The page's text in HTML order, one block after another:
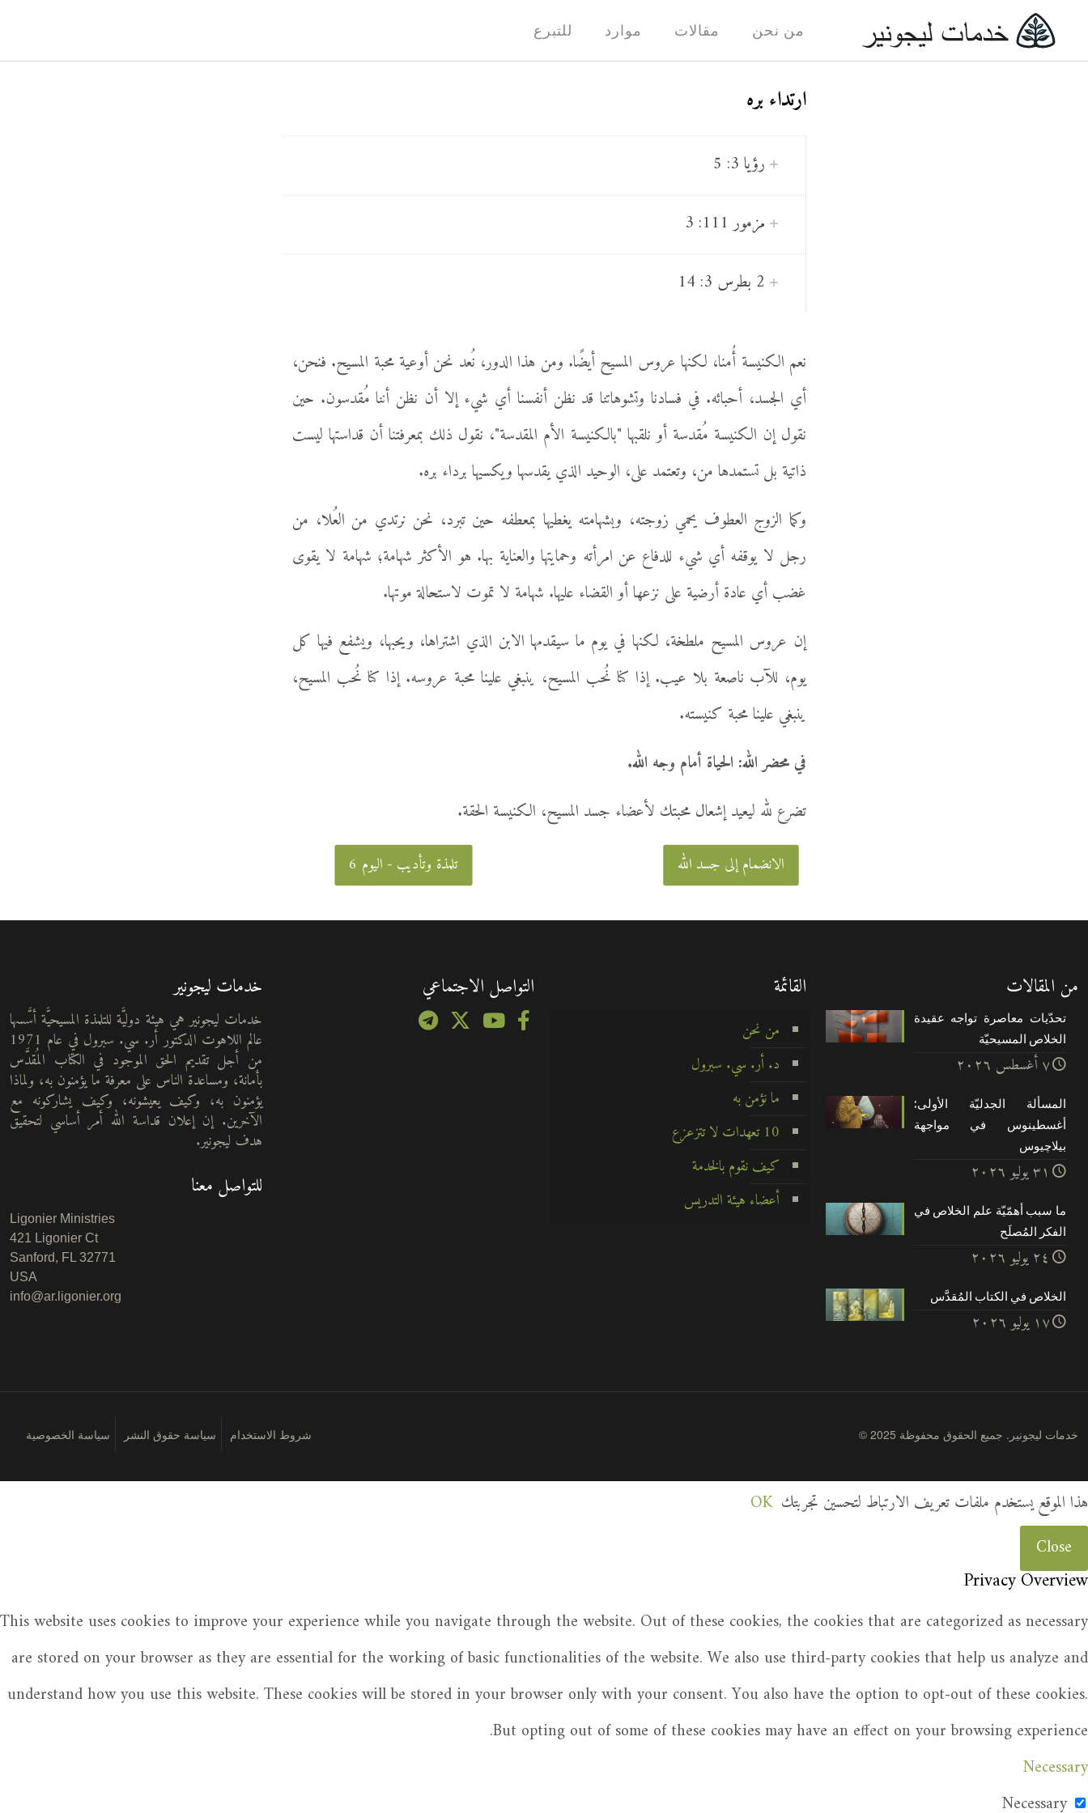
من نحن مقالات موارد للتبرع
ارتداء بره
رؤيا 3: 5
مزمور 111: 3
2 بطرس 3: 14
نعم الكنيسة أُمنا، لكنها عروس المسيح أيضًا. ومن هذا الدور، نُعد نحن أوعية محبة المسيح. فنحن،
أي الجسد، أحبائه. في فسادنا وتشوهاتنا قد نظن أنفسنا أي شيء إلا أن نظن أننا مُقدسون. حين
نقول إن الكنيسة مُقدسة أو نلقبها "بالكنيسة الأم المقدسة"، نقول ذلك بمعرفتنا أن قداستها ليست
ذاتية بل تستمدها من، وتعتمد على، الوحيد الذي يقدسها ويكسيها برداء بره.
وكما الزوج العطوف يحمي زوجته، وبشهامته يغطيها بمعطفه حين تبرد، نحن نرتدي من العُلا، من
رجل لا يوقفه أي شيء للدفاع عن امرأته وحمايتها والعناية بها. هو الأكثر شهامة؛ شهامة لا يقوى
غضب أي عادة أرضية على نزعها أو القضاء عليها. شهامة لا تموت لاستحالة موتها.
إن عروس المسيح ملطخة، لكنها في يوم ما سيقدمها الابن الذي اشتراها، ويحبها، ويشفع فيها كل
يوم، للآب ناصعة بلا عيب. إذا كنا نُحب المسيح، ينبغي علينا محبة عروسه. إذا كنا نُحب المسيح،
ينبغي علينا محبة كنيسته.
في محضر الله: الحياة أمام وجه الله.
تضرع لله ليعيد إشعال محبتك لأعضاء جسد المسيح، الكنيسة الحقة.
الانضمام إلى جسد الله تلمذة وتأديب - اليوم 6
من المقالات
تحدّيات معاصرة تواجه عقيدة
الخلاص المسيحيّة
۷ أغسطس ۲۰۲٦
المسألة الجدليّة الأولى:
أغسطينوس في مواجهة
بيلاچيوس
۳۱ يوليو ۲۰۲٦
ما سبب أهمّيّة علم الخلاص في
الفكر المُصلَح
۲٤ يوليو ۲۰۲٦
الخلاص في الكتاب المُقدَّس
۱۷ يوليو ۲۰۲٦
القائمة
من نحن
د. أر. سي. سبرول
ما نؤمن به
10 تعهدات لا تتزعزع
كيف نقوم بالخدمة
أعضاء هيئة التدريس
التواصل الاجتماعي خدمات ليجونير
خدمات ليجونير هي هيئة دوليَّة للتلمذة المسيحيَّة أسَّسها
عالم اللاهوت الدكتور أر. سي. سبرول في عام 1971
من أجل تقديم الحق الموجود في الكتاب المُقدَّس
بأمانة، ومساعدة الناس على معرفة ما يؤمنون به، ولماذا
يؤمنون به، وكيف يعيشونه، وكيف يشاركونه مع
الآخرين. إن إعلان قداسة الله أمر أساسي لتحقيق
هدف ليجونير.
للتواصل معنا
Ligonier Ministries
421 Ligonier Ct
Sanford, FL 32771
USA
info@ar.ligonier.org
© 2025 خدمات ليجونير. جميع الحقوق محفوظة شروط الاستخدام سياسة حقوق النشر سياسة الخصوصية
هذا الموقع يستخدم ملفات تعريف الارتباط لتحسين تجربتك OK
Close
Privacy Overview
This website uses cookies to improve your experience while you navigate through the website. Out of these cookies, the cookies that are categorized as necessary
are stored on your browser as they are essential for the working of basic functionalities of the website. We also use third-party cookies that help us analyze and
understand how you use this website. These cookies will be stored in your browser only with your consent. You also have the option to opt-out of these cookies.
But opting out of some of these cookies may have an effect on your browsing experience.
Necessary
Necessary